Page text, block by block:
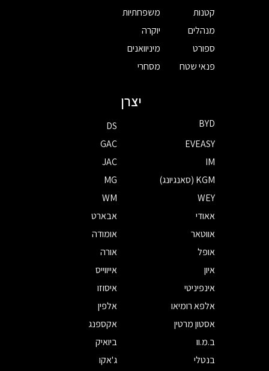
קטנות
מנהלים
ספורט
פנאי שטח
משפחתיות
יוקרה
מיניוואנים
מסחרי
יצרן
BYD
DS
EVEASY
GAC
IM
JAC
KGM (סאנגיונג)
MG
WEY
WM
אאודי
אבארט
אווטאר
אומודה
אופל
אורה
איון
אייווייס
אינפיניטי
איסוזו
אלפא רומיאו
אלפין
אסטון מרטין
אקספנג
ב.מ.וו
ביואיק
בנטלי
ג'אקו